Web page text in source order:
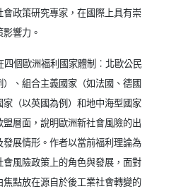
政策研究專家，在國際上具有崇
響力。
四個歐洲福利國家體制︰北歐公民
、組合主義國家（如法國、德國
（以英國為例）和地中海型國家
盟層面，說明歐洲新社會風險的出
展情形。作者以當前福利理論為
風險政策上的角色與發展，面對
點放在源自於後工業社會轉變的